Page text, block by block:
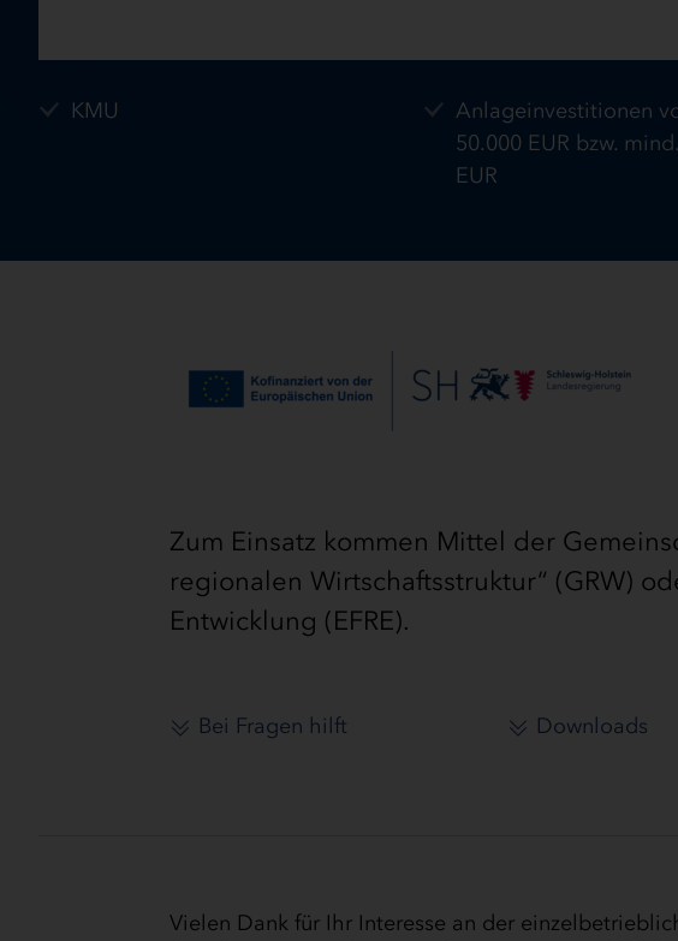
KMU
Anlageinvestitionen
50.000 EUR bzw.
EUR
Zum Einsatz kommen Mittel der
regionalen Wirtschaftsstruktur“ (GRW)
Entwicklung (EFRE).
Bei Fragen hilft Downloads
Vielen Dank für Ihr Interesse an der